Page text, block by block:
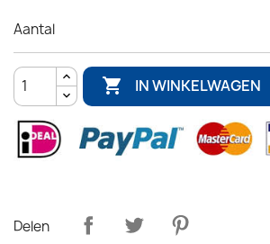
Aantal
 IN WINKELWAGEN
Delen